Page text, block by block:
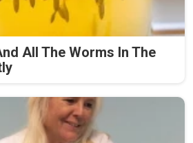
All The Worms In The